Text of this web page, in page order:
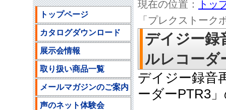
現在の位置：
トッ
「プレクストー
デイジー録
ルレコーダ
デイジー録音
ーダーPTR3
トップページ
カタログダウンロード
展示会情報
取り扱い商品一覧
メールマガジンのご案内
声のネット体験会